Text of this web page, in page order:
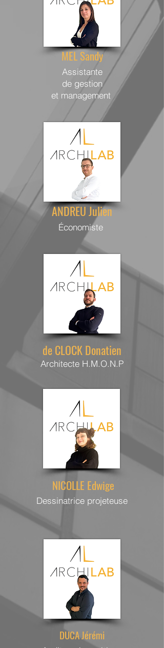
MEL Sandy
Assistante
de gestion
et management
ANDREU Julien
Économiste
de CLOCK Donatien
Architecte H.M.O.N.P
NICOLLE Edwige
Dessinatrice projeteuse
DUCA Jérémi